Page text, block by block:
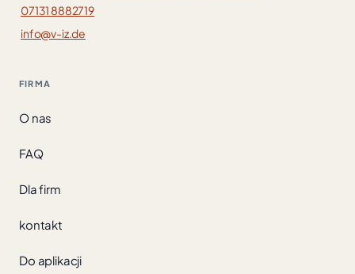
07131 8882719
info@v-iz.de
FIRMA
O nas
FAQ
Dla firm
kontakt
Do aplikacji